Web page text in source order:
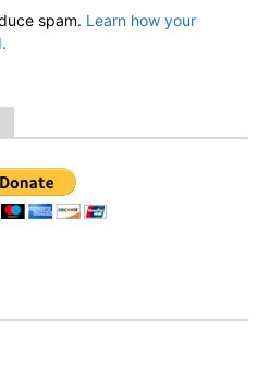
spam. Learn how your